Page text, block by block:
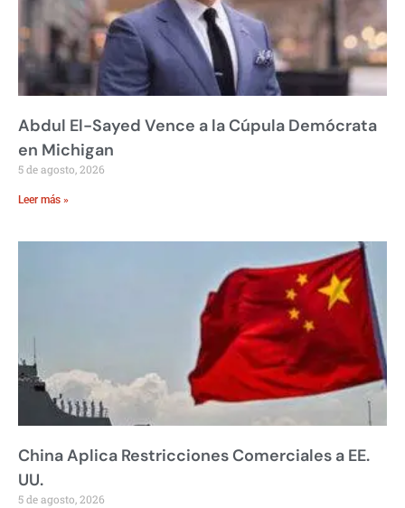
Abdul El-Sayed Vence a la Cúpula Demócrata
en Michigan
5 de agosto, 2026
Leer más »
China Aplica Restricciones Comerciales a EE.
UU.
5 de agosto, 2026